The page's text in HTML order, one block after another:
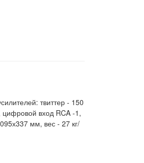
твиттер - 150
вход RCA -1,
мм, вес - 27 кг/